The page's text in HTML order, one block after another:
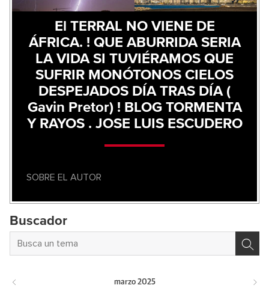
El TERRAL NO VIENE DE
ÁFRICA. ! QUE ABURRIDA SERIA
LA VIDA SI TUVIÉRAMOS QUE
SUFRIR MONÓTONOS CIELOS
DESPEJADOS DÍA TRAS DÍA (
Gavin Pretor) ! BLOG TORMENTA
Y RAYOS . JOSE LUIS ESCUDERO
SOBRE EL AUTOR
Buscador
marzo 2025